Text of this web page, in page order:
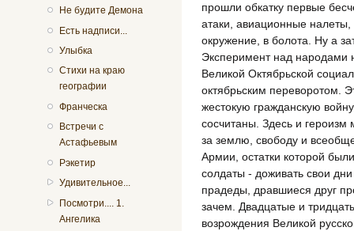
Не будите Демона
Есть надписи...
Улыбка
Стихи на краю
географии
Франческа
Встречи с
Астафьевым
Рэкетир
Удивительное...
Посмотри.... 1.
Ангелика
прошли обкатку первые
атаки, авиационные
окружение, в болота. Ну а
Эксперимент над народами
Великой Октябрьской
октябрьским переворотом.
жестокую гражданскую
сосчитаны. Здесь и героизм
за землю, свободу и
Армии, остатки которой
солдаты - доживать свои
прадеды, дравшиеся друг
зачем. Двадцатые и
возрождения Великой